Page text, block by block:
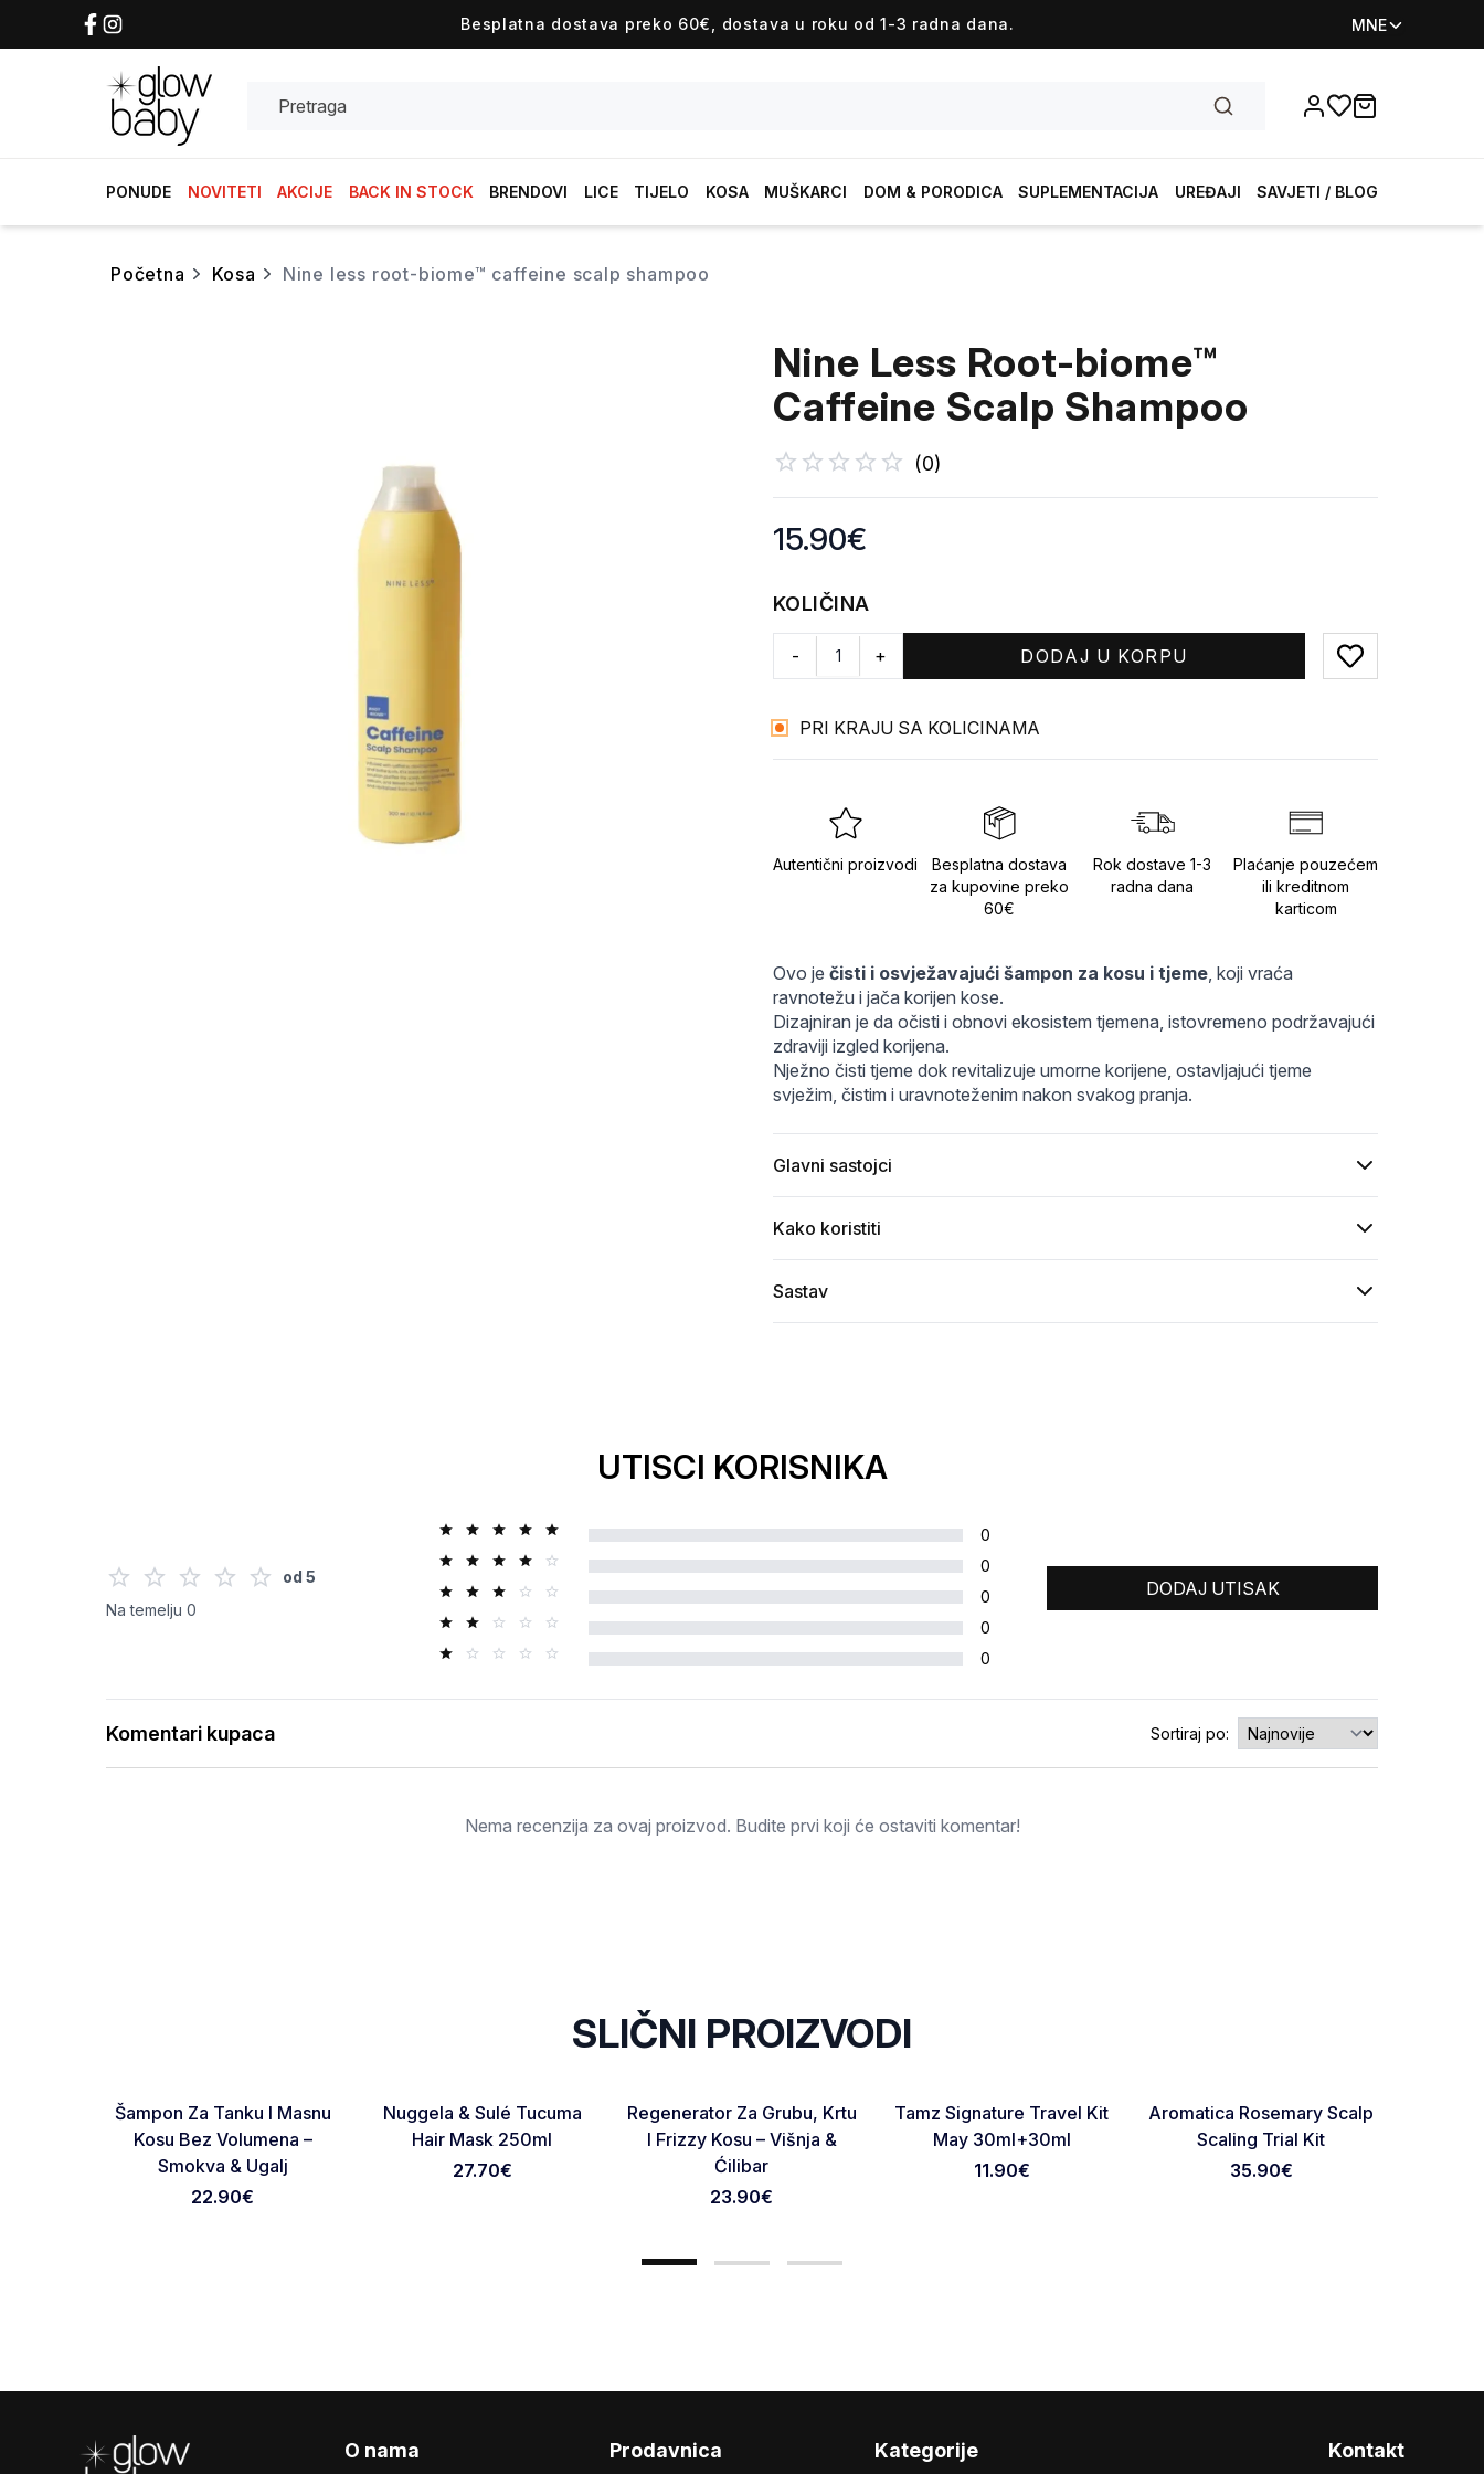
Besplatna dostava preko 60€, dostava u roku od 1-3 radna dana. MNE
Favorites
items in cart,
PONUDE NOVITETI AKCIJE BACK IN STOCK BRENDOVI LICE TIJELO KOSA MUŠKARCI DOM & PORODICA SUPLEMENTACIJA UREĐAJI SAVJETI / BLOG
početna kosa nine less root-biome™ caffeine scalp shampoo
nineless-root-biome-champu-con-cafeina-2-92633.jpg
caff1766043336610ae6468c31ded.jpg
Nine Less Root-biome™
Caffeine Scalp Shampoo
(0)
Product information
15.90€
KOLIČINA
- + DODAJ U KORPU
Add to favorites
PRI KRAJU SA KOLICINAMA
Autentični proizvodi
Besplatna dostava
za kupovine preko
60€
Rok dostave 1-3
radna dana
Plaćanje pouzećem
ili kreditnom
karticom
Ovo je čisti i osvježavajući šampon za kosu i tjeme, koji vraća
ravnotežu i jača korijen kose.
Dizajniran je da očisti i obnovi ekosistem tjemena, istovremeno podržavajući
zdraviji izgled korijena.
Nježno čisti tjeme dok revitalizuje umorne korijene, ostavljajući tjeme
svježim, čistim i uravnoteženim nakon svakog pranja.
Glavni sastojci
Kako koristiti
Sastav
UTISCI KORISNIKA
od 5
Na temelju 0
0
0
0
0
0
DODAJ UTISAK
Ocjena
Otkaži pregled Pošaljite pregled
Komentari kupaca Sortiraj po:
Nema recenzija za ovaj proizvod. Budite prvi koji će ostaviti komentar!
SLIČNI PROIZVODI
Favorite
Šampon Za Tanku I Masnu
Kosu Bez Volumena –
Smokva & Ugalj
22.90€
Favorite
Nuggela & Sulé Tucuma
Hair Mask 250ml
27.70€
Favorite
Regenerator Za Grubu, Krtu
I Frizzy Kosu – Višnja &
Ćilibar
23.90€
Favorite
Tamz Signature Travel Kit
May 30ml+30ml
11.90€
Favorite
Aromatica Rosemary Scalp
Scaling Trial Kit
35.90€
O nama Prodavnica Kategorije Kontakt